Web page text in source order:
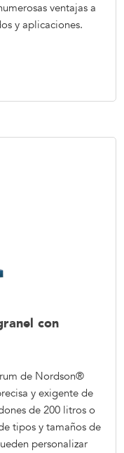
ventajas a
y aplicaciones.
con
de Nordson®
y exigente de
de 200 litros o
tipos y tamaños de
personalizar